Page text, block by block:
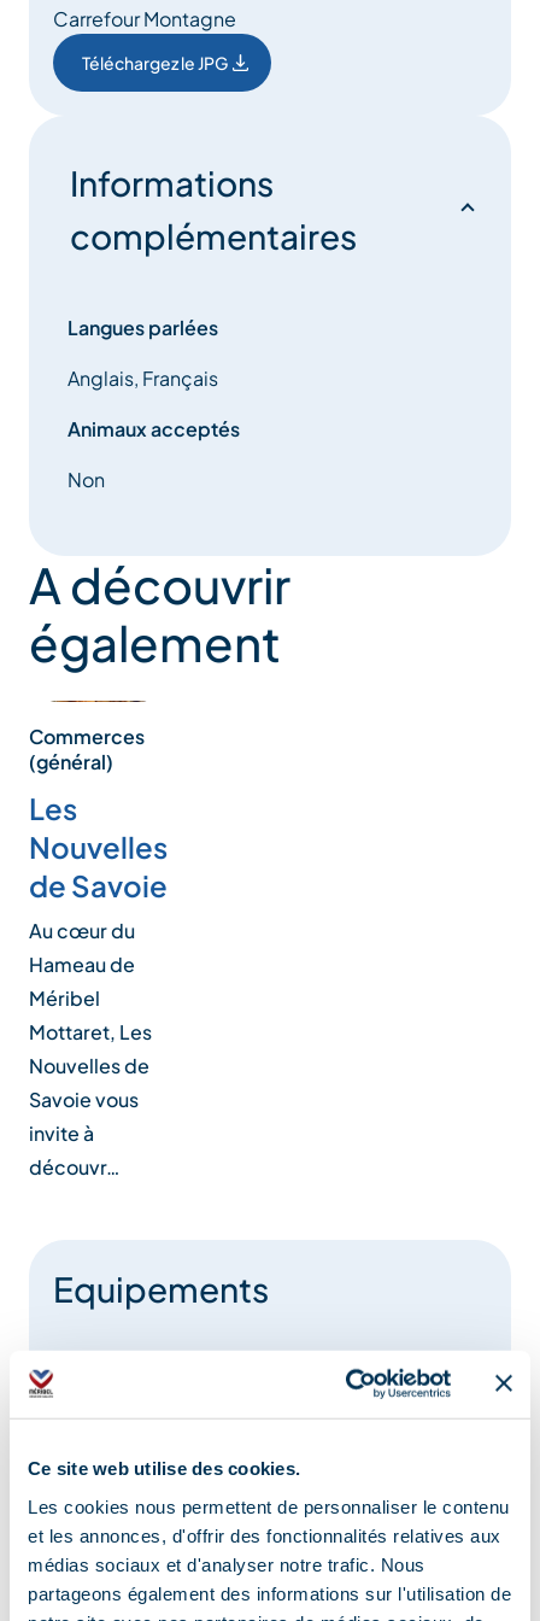
Ce site web utilise des cookies.
Les cookies nous permettent de personnaliser le contenu
et les annonces, d'offrir des fonctionnalités relatives aux
médias sociaux et d'analyser notre trafic. Nous
partageons également des informations sur l'utilisation de
Carrefour Montagne
Téléchargez le JPG
Informations
complémentaires
Langues parlées
Anglais, Français
Animaux acceptés
Non
A découvrir
également
Commerces
(général)
Les
Nouvelles
de Savoie
Au cœur du
Hameau de
Méribel
Mottaret, Les
Nouvelles de
Savoie vous
invite à
découvr…
Equipements
Services
Livraison à domicile
Vente en vrac